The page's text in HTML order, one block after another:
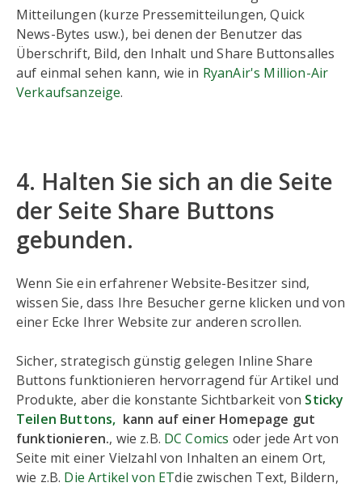
Mitteilungen (kurze Pressemitteilungen, Quick
News-Bytes usw.), bei denen der Benutzer das
Überschrift, Bild, den Inhalt und Share Buttonsalles
auf einmal sehen kann, wie in RyanAir's Million-Air
Verkaufsanzeige.
4. Halten Sie sich an die Seite
der Seite Share Buttons
gebunden.
Wenn Sie ein erfahrener Website-Besitzer sind,
wissen Sie, dass Ihre Besucher gerne klicken und von
einer Ecke Ihrer Website zur anderen scrollen.
Sicher, strategisch günstig gelegen Inline Share
Buttons funktionieren hervorragend für Artikel und
Produkte, aber die konstante Sichtbarkeit von Sticky
Teilen Buttons, kann auf einer Homepage gut
funktionieren., wie z.B. DC Comics oder jede Art von
Seite mit einer Vielzahl von Inhalten an einem Ort,
wie z.B. Die Artikel von ETdie zwischen Text, Bildern,